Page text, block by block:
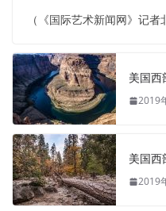
（《国际艺术新闻网》记
美国西
2019
美国西
2019